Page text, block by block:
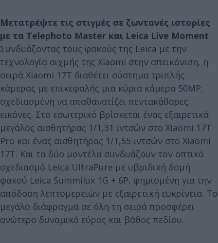
Μετατρέψτε τις στιγμές σε ζωντανές ιστορίες
με τα Telephoto Master και Leica Live Moment
Συνδυάζοντας τους φακούς της Leica με την
τεχνολογία αιχμής της Xiaomi στην απεικόνιση, η
σειρά Xiaomi 17T διαθέτει σύστημα τριπλής
κάμερας με επικεφαλής μια κύρια κάμερα 50MP,
σχεδιασμένη να απαθανατίζει πεντακάθαρες
εικόνες. Στο εσωτερικό βρίσκεται ένας εξαιρετικά
μεγάλος αισθητήρας 1/1,31 ιντσών στο Xiaomi 17T
Pro και ένας αισθητήρας 1/1,55 ιντσών στο Xiaomi
17T. Και τα δύο μοντέλα συνδυάζουν τον οπτικό
σχεδιασμό Leica UltraPure με υβριδική δομή
φακού Leica Summilux 1G + 6P, φημισμένη για την
απόδοση λεπτομερειών με εξαιρετική ευκρίνεια. Το
μεγάλο διάφραγμα σε όλη τη σειρά προσφέρει
ανώτερο δυναμικό εύρος και βάθος πεδίου.